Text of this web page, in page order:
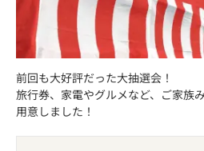
前回も大好評だった大抽選会！
旅行券、家電やグルメなど、ご家族
用意しました！